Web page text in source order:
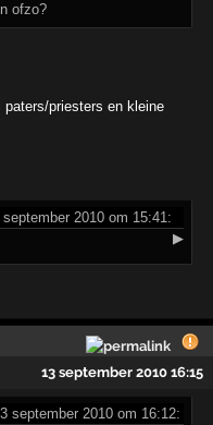
ofzo?
priesters en kleine
2010 om 15:41:
▶
13 september 2010 16:15
september 2010 om 16:12: